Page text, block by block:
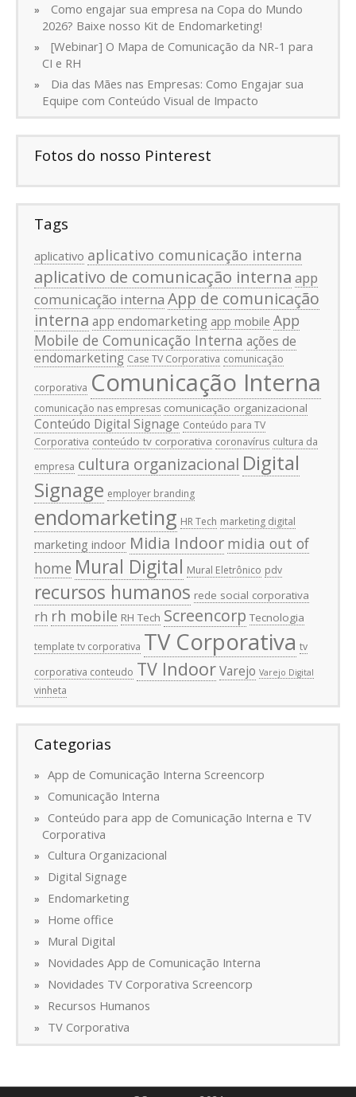
Como engajar sua empresa na Copa do Mundo
2026? Baixe nosso Kit de Endomarketing!
[Webinar] O Mapa de Comunicação da NR-1 para
CI e RH
Dia das Mães nas Empresas: Como Engajar sua
Equipe com Conteúdo Visual de Impacto
Fotos do nosso Pinterest
Tags
aplicativo aplicativo comunicação interna
aplicativo de comunicação interna app
comunicação interna App de comunicação
interna app endomarketing app mobile App
Mobile de Comunicação Interna ações de
endomarketing Case TV Corporativa comunicação
corporativa Comunicação Interna
comunicação nas empresas comunicação organizacional
Conteúdo Digital Signage Conteúdo para TV
Corporativa conteúdo tv corporativa coronavírus cultura da
empresa cultura organizacional Digital
Signage employer branding
endomarketing HR Tech marketing digital
marketing indoor Midia Indoor midia out of
home Mural Digital Mural Eletrônico pdv
recursos humanos rede social corporativa
rh rh mobile RH Tech Screencorp Tecnologia
template tv corporativa TV Corporativa tv
corporativa conteudo TV IndoorVarejo Varejo Digital
vinheta
Categorias
App de Comunicação Interna Screencorp
Comunicação Interna
Conteúdo para app de Comunicação Interna e TV
Corporativa
Cultura Organizacional
Digital Signage
Endomarketing
Home office
Mural Digital
Novidades App de Comunicação Interna
Novidades TV Corporativa Screencorp
Recursos Humanos
TV Corporativa